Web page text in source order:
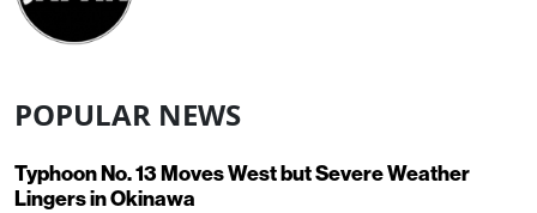
POPULAR NEWS
Typhoon No. 13 Moves West but Severe Weather
Lingers in Okinawa